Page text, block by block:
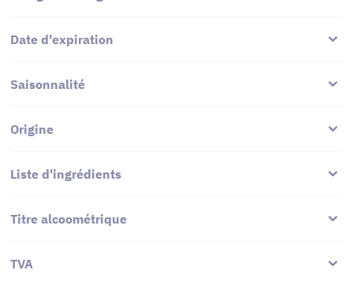
Date d'expiration
Saisonnalité
Origine
Liste d'ingrédients
Titre alcoométrique
TVA